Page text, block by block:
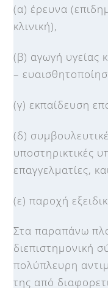
(α) έρευνα
κλινική),
(β) αγωγή υγείας
–
(γ) εκπαίδευση
(δ)
υποστηρικτικές
επαγγελματίες,
(ε) παροχή
Στα παραπάνω
διεπιστημονική
πολύπλευρη
της από